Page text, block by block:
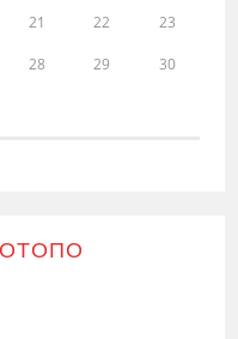
21 22 23
28 29 30